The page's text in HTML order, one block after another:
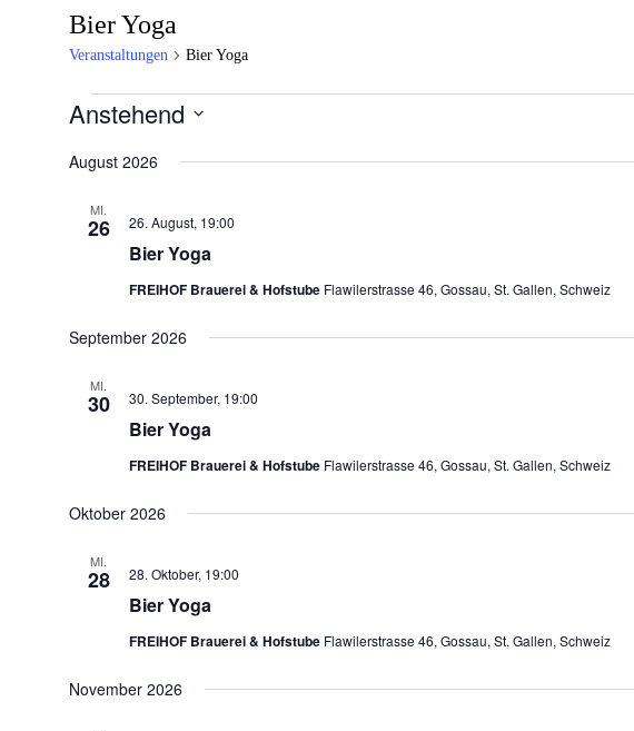
Bier Yoga
Veranstaltungen Bier Yoga
Veranstaltungen
Anstehend
wählen.
August 2026
MI.
26
Bier Yoga
26. August, 19:00
FREIHOF Brauerei & Hofstube Flawilerstrasse 46, Gossau, St. Gallen, Schweiz
September 2026
MI.
30
Bier Yoga
30. September, 19:00
FREIHOF Brauerei & Hofstube Flawilerstrasse 46, Gossau, St. Gallen, Schweiz
Oktober 2026
MI.
28
Bier Yoga
28. Oktober, 19:00
FREIHOF Brauerei & Hofstube Flawilerstrasse 46, Gossau, St. Gallen, Schweiz
November 2026